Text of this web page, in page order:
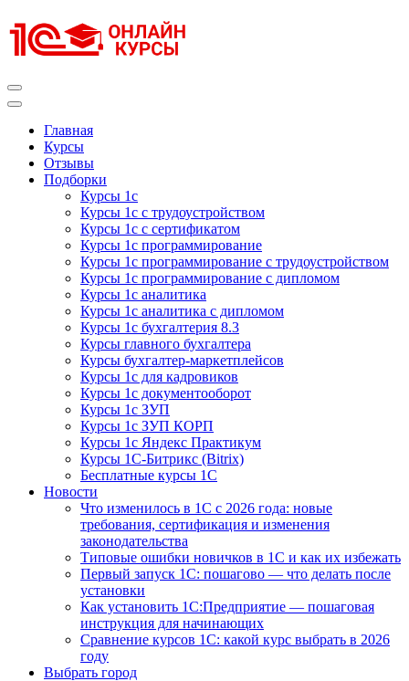
к
содержимому
Главная
Курсы
Отзывы
Подборки
Курсы 1с
Курсы 1с с трудоустройством
Курсы 1с с сертификатом
Курсы 1с программирование
Курсы 1с программирование с трудоустройством
Курсы 1с программирование с дипломом
Курсы 1с аналитика
Курсы 1с аналитика с дипломом
Курсы 1с бухгалтерия 8.3
Курсы главного бухгалтера
Курсы бухгалтер-маркетплейсов
Курсы 1с для кадровиков
Курсы 1с документооборот
Курсы 1с ЗУП
Курсы 1с ЗУП КОРП
Курсы 1с Яндекс Практикум
Курсы 1С-Битрикс (Bitrix)
Бесплатные курсы 1С
Новости
Что изменилось в 1С с 2026 года: новые
требования, сертификация и изменения
законодательства
Типовые ошибки новичков в 1С и как их избежать
Первый запуск 1С: пошагово — что делать после
установки
Как установить 1С:Предприятие — пошаговая
инструкция для начинающих
Сравнение курсов 1С: какой курс выбрать в 2026
году
Выбрать город